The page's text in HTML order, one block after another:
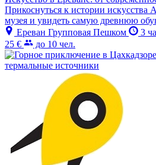
Прикоснуться к истории искусства
музея и увидеть самую древнюю
Ереван Групповая Пешком
3
25 €
до 10 чел.